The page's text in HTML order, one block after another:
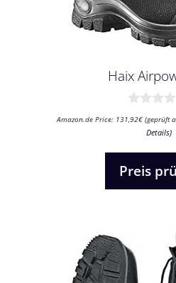
Haix
0
v
Amazon.de Price: 131,92€ (geprüft
Details)
Preis